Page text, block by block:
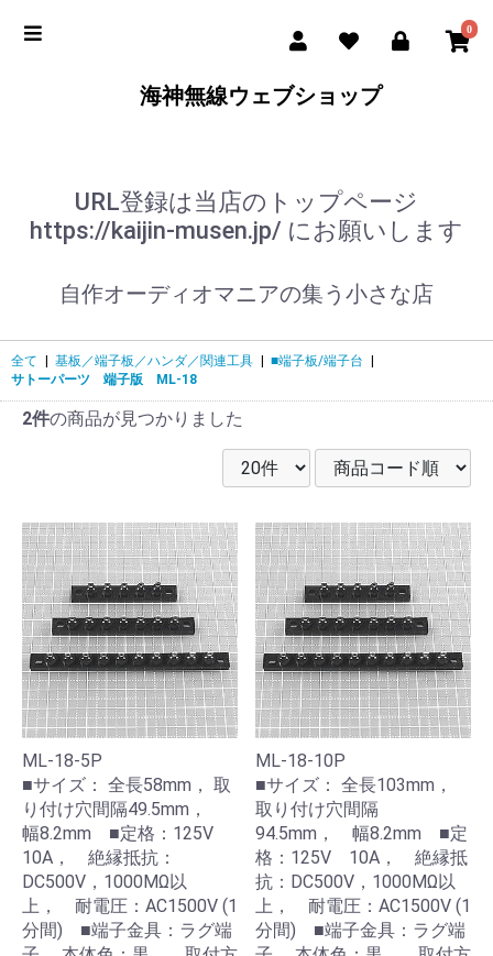
0
海神無線ウェブショップ
URL登録は当店のトップページ
https://kaijin-musen.jp/ にお願いします
自作オーディオマニアの集う小さな店
全て 基板／端子板／ハンダ／関連工具 ■端子板/端子台
サトーパーツ 端子版 ML-18
2件の商品が見つかりました
ML-18-5P
■サイズ： 全長58mm， 取
り付け穴間隔49.5mm，
幅8.2mm ■定格：125V
10A， 絶縁抵抗：
DC500V，1000MΩ以
上， 耐電圧：AC1500V (1
分間) ■端子金具：ラグ端
ML-18-10P
■サイズ： 全長103mm，
取り付け穴間隔
94.5mm， 幅8.2mm ■定
格：125V 10A， 絶縁抵
抗：DC500V，1000MΩ以
上， 耐電圧：AC1500V (1
分間) ■端子金具：ラグ端